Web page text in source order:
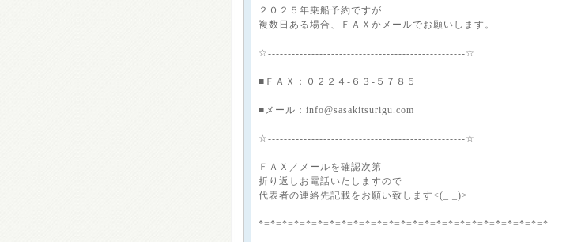
２０２５年乗船予約ですが
複数日ある場合、ＦＡＸかメールでお願いします。
☆--------------------------------------------------☆
■ＦＡＸ：０２２４-６３-５７８５
■メール：info@sasakitsurigu.com
☆--------------------------------------------------☆
ＦＡＸ／メールを確認次第
折り返しお電話いたしますので
代表者の連絡先記載をお願い致します<(_ _)>
*=*=*=*=*=*=*=*=*=*=*=*=*=*=*=*=*=*=*=*=*=*=*=*=*